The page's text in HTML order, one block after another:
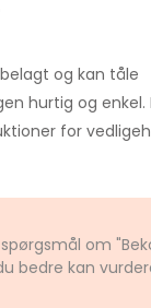
og kan tåle
hurtig og
for
om
bedre kan